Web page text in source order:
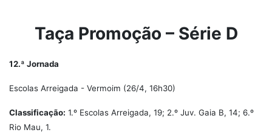
Taça Promoção – Série D
12.ª Jornada
Escolas Arreigada - Vermoim (26/4, 16h30)
Classificação: 1.º Escolas Arreigada, 19; 2.º Juv. Gaia B, 14; 6.º
Rio Mau, 1.